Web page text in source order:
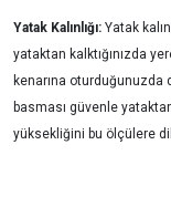
Yatak Kalınlığı: Yatak
yataktan kalktığınızda
kenarına oturduğunuzda
basması güvenle
yüksekliğini bu ölçülere